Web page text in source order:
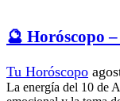
🔮 Horóscopo
Tu Horóscopo
La energía del 10 de